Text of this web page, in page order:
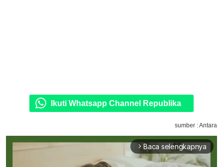
Ikuti Whatsapp Channel Republika
sumber : Antara
arrow_forward_ios Baca selengkapnya